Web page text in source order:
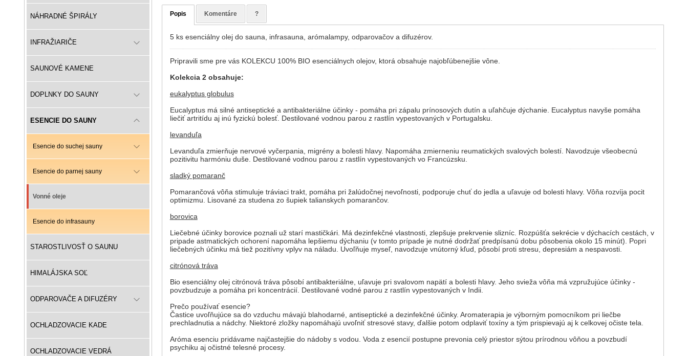
NÁHRADNÉ ŠPIRÁLY
INFRAŽIARIČE
SAUNOVÉ KAMENE
DOPLNKY DO SAUNY
ESENCIE DO SAUNY
Esencie do suchej sauny
Esencie do parnej sauny
Vonné oleje
Esencie do infrasauny
STAROSTLIVOSŤ O SAUNU
HIMALÁJSKA SOĽ
ODPAROVAČE A DIFUZÉRY
OCHLADZOVACIE KADE
OCHLADZOVACIE VEDRÁ
Popis Komentáre ?
5 ks esenciálny olej do sauna, infrasauna, arómalampy, odparovačov a difuzérov.
Pripravili sme pre vás KOLEKCU 100% BIO esenciálnych olejov, ktorá obsahuje najobľúbenejšie vône.
Kolekcia 2 obsahuje:
eukalyptus globulus
Eucalyptus má silné antiseptické a antibakteriálne účinky - pomáha pri zápalu prínosových dutín a uľahčuje dýchanie. Eucalyptus navyše pomáha
liečiť artritídu aj inú fyzickú bolesť. Destilované vodnou parou z rastlín vypestovaných v Portugalsku.
levanduľa
Levanduľa zmierňuje nervové vyčerpania, migrény a bolesti hlavy. Napomáha zmierneniu reumatických svalových bolestí. Navodzuje všeobecnú
pozitivitu harmóniu duše. Destilované vodnou parou z rastlín vypestovaných vo Francúzsku.
sladký pomaranč
Pomarančová vôňa stimuluje tráviaci trakt, pomáha pri žalúdočnej nevoľnosti, podporuje chuť do jedla a uľavuje od bolesti hlavy. Vôňa rozvíja pocit
optimizmu. Lisované za studena zo šupiek talianskych pomarančov.
borovica
Liečebné účinky borovice poznali už starí mastičkári. Má dezinfekčné vlastnosti, zlepšuje prekrvenie slizníc. Rozpúšťa sekrécie v dýchacích cestách, v
pripade astmatických ochorení napomáha lepšiemu dýchaniu (v tomto prípade je nutné dodržať predpísanú dobu pôsobenia okolo 15 minút). Popri
liečebných účinku má tiež pozitívny vplyv na náladu. Uvoľňuje myseľ, navodzuje vnútorný kľud, pôsobí proti stresu, depresiám a nespavosti.
citrónová tráva
Bio esenciálny olej citrónová tráva pôsobí antibakteriálne, uľavuje pri svalovom napätí a bolesti hlavy. Jeho svieža vôňa má vzpružujúce účinky -
povzbudzuje a pomáha pri koncentrácií. Destilované vodné parou z rastlín vypestovaných v Indii.
Prečo používať esencie?
Častice uvoľňujúce sa do vzduchu mávajú blahodarné, antiseptické a dezinfekčné účinky. Aromaterapia je výborným pomocníkom pri liečbe
prechladnutia a nádchy. Niektoré zložky napomáhajú uvoľniť stresové stavy, ďalšie potom odplaviť toxíny a tým prispievajú aj k celkovej očiste tela.
Aróma esenciu pridávame najčastejšie do nádoby s vodou. Voda z esencií postupne prevonia celý priestor sýtou prírodnou vôňou a povzbudí
psychiku aj očistné telesné procesy.